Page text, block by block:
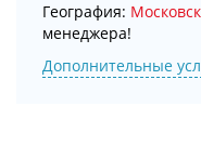
География:
менеджера!
Дополнительные